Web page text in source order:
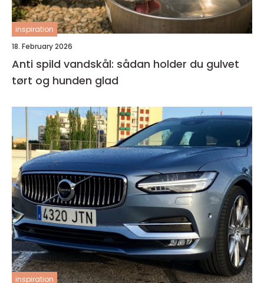
inspiration
18. February 2026
Anti spild vandskål: sådan holder du gulvet
tørt og hunden glad
inspiration